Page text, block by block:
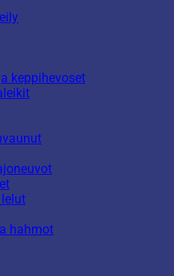
keppihevoset
hahmot